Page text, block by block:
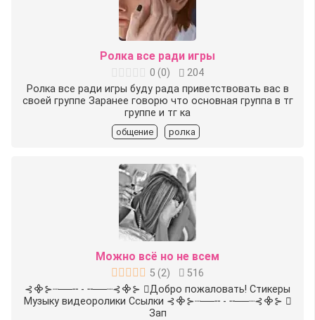
Ролка все ради игры
0 (0)
204
Ролка все ради игры буду рада приветствовать вас в
своей группе Заранее говорю что основная группа в тг
группе и тг ка
общение ролка
Можно всё но не всем
5 (2)
516
⊰᯽⊱┈──╌ - ╌──┈⊰᯽⊱ ⃟️Добро пожаловать! Стикеры
Музыку видеоролики Ссылки ⊰᯽⊱┈──╌ - ╌──┈⊰᯽⊱ ⃟️
Зап